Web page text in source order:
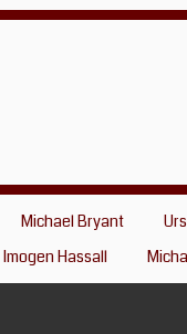
Michael Bryant
Imogen Hassall